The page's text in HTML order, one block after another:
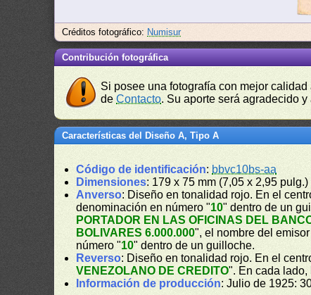
Créditos fotográfico: Numisur
Contribución fotográfica
Si posee una fotografía con mejor
deContacto. Su aporte será agradecido
Características del Diseño A, Tipo A
Código de identificación: bbvc10bs-aa
Dimensiones: 179 x 75 mm (7,05 x 2,95 pulg.)
Anverso: Diseño en tonalidad rojo. En el
denominación en número "10" dentro de un
PORTADOR EN LAS OFICINAS DEL
BOLIVARES 6.000.000", el nombre del emisor
número "10" dentro de un guilloche.
Reverso: Diseño en tonalidad rojo. En el
VENEZOLANO DE CREDITO". En cada
Información de producción: Julio de 1925: